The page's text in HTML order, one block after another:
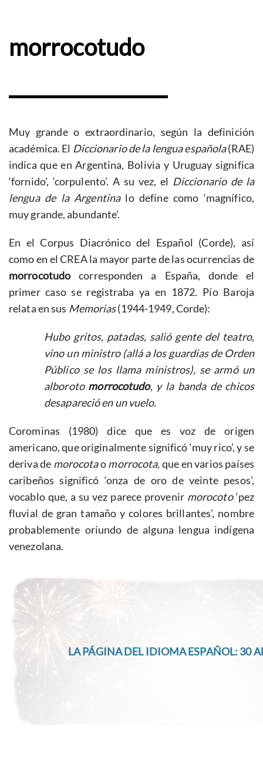
morrocotudo
Muy grande o extraordinario, según la definición
académica. El Diccionario de la lengua española(RAE)
indica que en Argentina, Bolivia y Uruguay significa
‘fornido’, ‘corpulento’. A su vez, el Diccionario de la
lengua de la Argentina lo define como ‘magnífico,
muy grande, abundante’.
En el Corpus Diacrónico del Español (Corde), así
como en el CREA la mayor parte de las ocurrencias de
morrocotudo corresponden a España, donde el
primer caso se registraba ya en 1872. Pío Baroja
relata en sus Memorias(1944-1949, Corde):
Hubo gritos, patadas, salió gente del teatro,
vino un ministro (allá a los guardias de Orden
Público se los llama ministros), se armó un
alboroto morrocotudo, y la banda de chicos
desapareció en un vuelo.
Corominas (1980) dice que es voz de origen
americano, que originalmente significó ‘muy rico’, y se
deriva de morocotaomorrocota,que en varios países
caribeños significó ‘onza de oro de veinte pesos’,
vocablo que, a su vez parece provenir morocoto‘pez
fluvial de gran tamaño y colores brillantes’, nombre
probablemente oriundo de alguna lengua indígena
venezolana.
LA PÁGINA DEL IDIOMA ESPAÑOL: 30